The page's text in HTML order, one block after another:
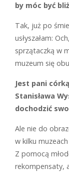
by móc być
Tak, już po
usłyszałam:
sprzątaczką w
muzeum się
Jest pani
Stanisława
dochodzić
Ale nie do
w kilku
Z pomocą
rekompensaty,